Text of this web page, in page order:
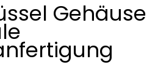
Gehäuse